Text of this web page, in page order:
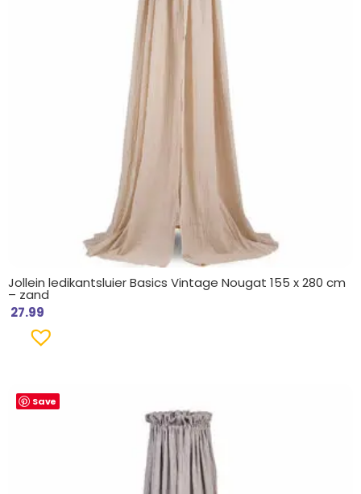
Jollein ledikantsluier Basics Vintage Nougat 155 x 280 cm
– zand
27.99
Save